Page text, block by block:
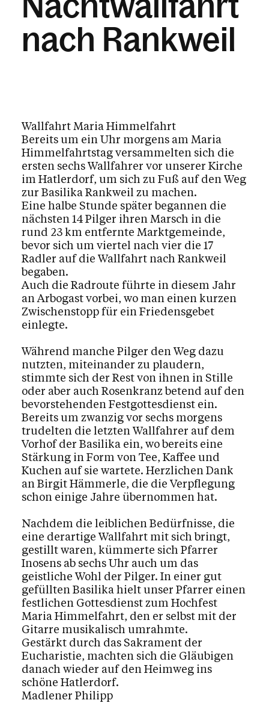
nach Rankweil
Wallfahrt Maria Himmelfahrt
Bereits um ein Uhr morgens am Maria
Himmelfahrtstag versammelten sich die
ersten sechs Wallfahrer vor unserer Kirche
im Hatlerdorf, um sich zu Fuß auf den Weg
zur Basilika Rankweil zu machen.
Eine halbe Stunde später begannen die
nächsten 14 Pilger ihren Marsch in die
rund 23 km entfernte Marktgemeinde,
bevor sich um viertel nach vier die 17
Radler auf die Wallfahrt nach Rankweil
begaben.
Auch die Radroute führte in diesem Jahr
an Arbogast vorbei, wo man einen kurzen
Zwischenstopp für ein Friedensgebet
einlegte.
Während manche Pilger den Weg dazu
nutzten, miteinander zu plaudern,
stimmte sich der Rest von ihnen in Stille
oder aber auch Rosenkranz betend auf den
bevorstehenden Festgottesdienst ein.
Bereits um zwanzig vor sechs morgens
trudelten die letzten Wallfahrer auf dem
Vorhof der Basilika ein, wo bereits eine
Stärkung in Form von Tee, Kaffee und
Kuchen auf sie wartete. Herzlichen Dank
an Birgit Hämmerle, die die Verpflegung
schon einige Jahre übernommen hat.
Nachdem die leiblichen Bedürfnisse, die
eine derartige Wallfahrt mit sich bringt,
gestillt waren, kümmerte sich Pfarrer
Inosens ab sechs Uhr auch um das
geistliche Wohl der Pilger. In einer gut
gefüllten Basilika hielt unser Pfarrer einen
festlichen Gottesdienst zum Hochfest
Maria Himmelfahrt, den er selbst mit der
Gitarre musikalisch umrahmte.
Gestärkt durch das Sakrament der
Eucharistie, machten sich die Gläubigen
danach wieder auf den Heimweg ins
schöne Hatlerdorf.
Madlener Philipp